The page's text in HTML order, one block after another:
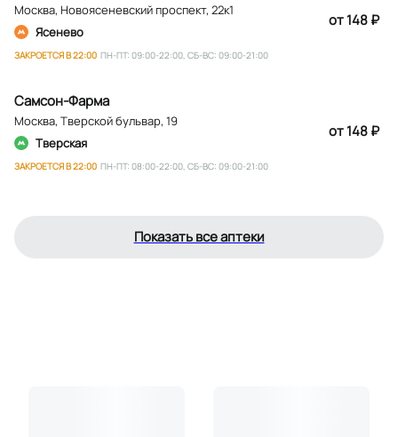
Москва, Новоясеневский проспект, 22к1
Ясенево
ЗАКРОЕТСЯ В 22:00 ПН-ПТ: 09:00-22:00, СБ-ВС: 09:00-21:00
от 148 ₽
Самсон-Фарма
Москва, Тверской бульвар, 19
Тверская
ЗАКРОЕТСЯ В 22:00 ПН-ПТ: 08:00-22:00, СБ-ВС: 09:00-21:00
от 148 ₽
Показать все аптеки